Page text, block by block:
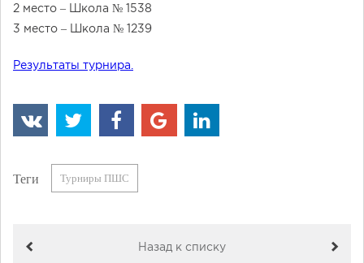
2 место – Школа № 1538
3 место – Школа № 1239
Результаты турнира.
Теги Турниры ПШС
Назад к списку